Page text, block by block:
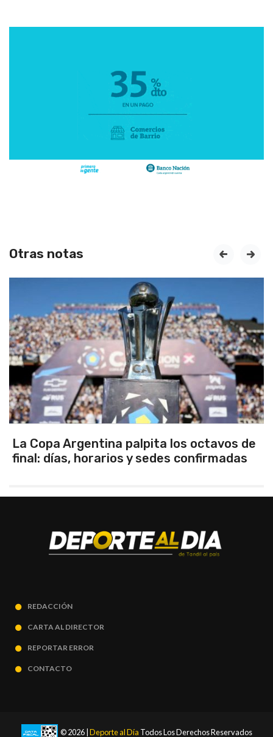
Otras notas
Los seleccionados Sub 15 y Sub 13 de
Tandil ganaron en el debut
prev next
REDACCIÓN
CARTA AL DIRECTOR
REPORTAR ERROR
CONTACTO
© 2026 | Deporte al Día Todos Los Derechos Reservados